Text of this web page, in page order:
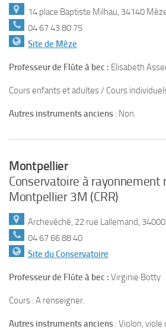
14 place Baptiste Milhau, 34140
04 67 43 80 75
Site de Mèze
Professeur de Flûte à bec : Elisabeth
Cours enfants et adultes / Cours
Autres instruments anciens : Non.
Montpellier
Conservatoire à rayonnement
Montpellier 3M (CRR)
Archevêché, 22 rue Lallemand,
04 67 66 88 40
Site du Conservatoire
Professeur de Flûte à bec : Virginie Botty
Cours : A renseigner.
Autres instruments anciens : Violon,